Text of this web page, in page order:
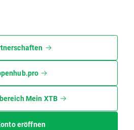
Mein XTB
eröffnen